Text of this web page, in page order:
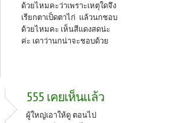
ด้วยไหมคะว่าเพราะเหตุใดจึง
เรียกตาเป็ดตาไก่ แล้วนกชอบ
ด้วยไหมคะ เห็นสีแดงสดน่ะ
ค่ะ เดาว่านกน่าจะชอบด้วย
555 เคยเห็นแล้ว
ผู้ใหญ่เอาให้ดู ตอนไป